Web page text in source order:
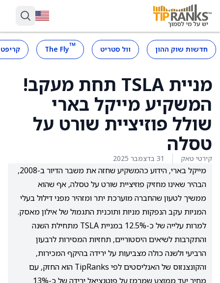
חדשות שוק ההון וול סטריט ™
The Fly
מניית TSLA תחת מעקב!
המשקיע מייקל בארי
שולל פוזיציית שורט על
טסלה
קירטי טאק 31 בדצמבר 2025
מייקל בארי, הידוע כהמשקיע שחזה את משבר הדיור ב-2008,
הבהיר שאינו מחזיק פוזיציית שורט על טסלה, אף שהוא
ממשיך לטעון שהחברה מוערכת יתר ומזהיר מפני דילול בעלי
המניות עקב הנפקות מניות ותוכנית התגמול של אילון מאסק.
למרות עלייה של כ-12.5% במניית TSLA מתחילת השנה
והתקרבות לשיאים היסטוריים, תחזיות המסירות לרבעון
הרביעי ולשנה כולה מצביעות על ירידה בהיקף המכירות,
והקונצנזוס של האנליסטים לפי TipRanks הוא החזק, עם
מחיר יעד ממוצע שמרמז על פוטנציאל ירידה של כ-13%